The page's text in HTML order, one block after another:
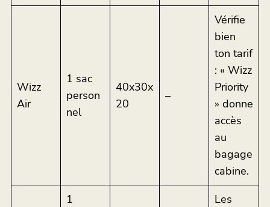
Wizz
Air
1 sac
person
nel
40x30x
20
–
Vérifie
bien
ton tarif
: « Wizz
Priority
» donne
accès
au
bagage
cabine.
1
Les